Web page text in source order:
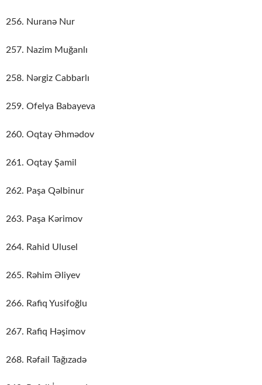
256. Nuranə Nur
257. Nazim Muğanlı
258. Nərgiz Cabbarlı
259. Ofelya Babayeva
260. Oqtay Əhmədov
261. Oqtay Şamil
262. Paşa Qəlbinur
263. Paşa Kərimov
264. Rahid Ulusel
265. Rəhim Əliyev
266. Rafiq Yusifoğlu
267. Rafiq Həşimov
268. Rəfail Tağızadə